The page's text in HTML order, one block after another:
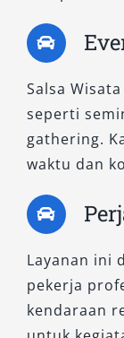
keluarga
lebih.
Dengan
tersedia,
kebebasan
mencari
transmisi
harian atau
kondisi
Salsa
seperti
gathering.
waktu dan
Layanan ini
pekerja
kendaraan